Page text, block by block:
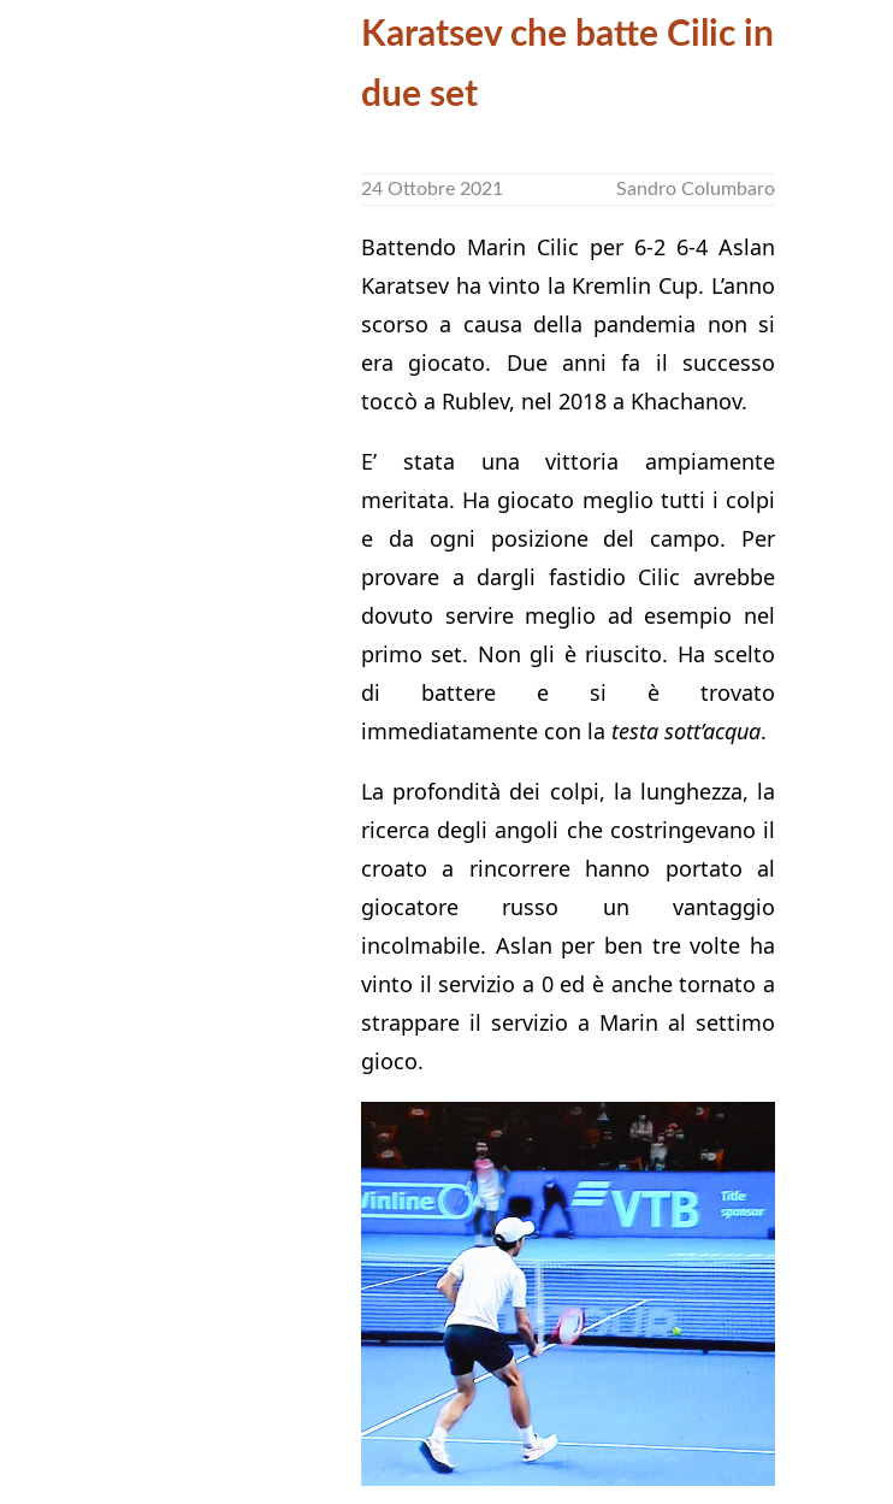
Karatsev che batte Cilic in
due set
24 Ottobre 2021 Sandro Columbaro
Battendo Marin Cilic per 6-2 6-4 Aslan
Karatsev ha vinto la Kremlin Cup. L’anno
scorso a causa della pandemia non si
era giocato. Due anni fa il successo
toccò a Rublev, nel 2018 a Khachanov.
E’ stata una vittoria ampiamente
meritata. Ha giocato meglio tutti i colpi
e da ogni posizione del campo. Per
provare a dargli fastidio Cilic avrebbe
dovuto servire meglio ad esempio nel
primo set. Non gli è riuscito. Ha scelto
di battere e si è trovato
immediatamente con la testa sott’acqua.
La profondità dei colpi, la lunghezza, la
ricerca degli angoli che costringevano il
croato a rincorrere hanno portato al
giocatore russo un vantaggio
incolmabile. Aslan per ben tre volte ha
vinto il servizio a 0 ed è anche tornato a
strappare il servizio a Marin al settimo
gioco.